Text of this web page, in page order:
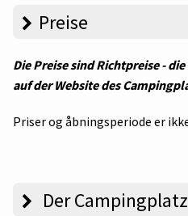
Preise
Die Preise sind Richtpreise -
auf der Website des
Priser og åbningsperiode er
Der Campingplatz